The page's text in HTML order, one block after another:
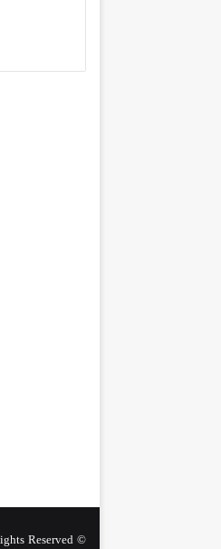
© Copyright 2026, All Rights Reserved |